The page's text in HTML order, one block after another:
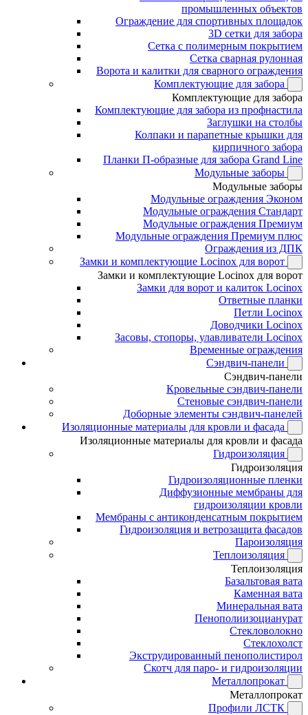
промышленных объектов
Ограждение для спортивных площадок
3D сетки для забора
Сетка с полимерным покрытием
Сетка сварная рулонная
Ворота и калитки для сварного ограждения
Комплектующие для забора
Комплектующие для забора
Комплектующие для забора из профнастила
Заглушки на столбы
Колпаки и парапетные крышки для
кирпичного забора
Планки П-образные для забора Grand Line
Модульные заборы
Модульные заборы
Модульные ограждения Эконом
Модульные ограждения Стандарт
Модульные ограждения Премиум
Модульные ограждения Премиум плюс
Ограждения из ДПК
Замки и комплектующие Locinox для ворот
Замки и комплектующие Locinox для ворот
Замки для ворот и калиток Locinox
Ответные планки
Петли Locinox
Доводчики Locinox
Засовы, стопоры, улавливатели Locinox
Временные ограждения
Сэндвич-панели
Сэндвич-панели
Кровельные сэндвич-панели
Стеновые сэндвич-панели
Доборные элементы сэндвич-панелей
Изоляционные материалы для кровли и фасада
Изоляционные материалы для кровли и фасада
Гидроизоляция
Гидроизоляция
Гидроизоляционные пленки
Диффузионные мембраны для
гидроизоляции кровли
Мембраны с антиконденсатным покрытием
Гидроизоляция и ветрозащита фасадов
Пароизоляция
Теплоизоляция
Теплоизоляция
Базальтовая вата
Каменная вата
Минеральная вата
Пенополиизоцианурат
Стекловолокно
Стеклохолст
Экструдированный пенополистирол
Скотч для паро- и гидроизоляции
Металлопрокат
Металлопрокат
Профили ЛСТК